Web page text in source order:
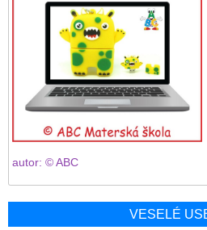
autor: © ABC
VESELÉ